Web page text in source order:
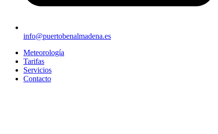
info@puertobenalmadena.es
Meteorología
Tarifas
Servicios
Contacto